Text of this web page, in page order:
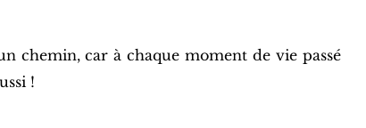
chemin, car à chaque moment de vie passé
!